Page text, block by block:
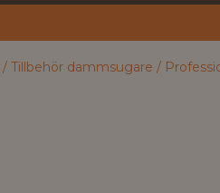
Tillbehör dammsugare